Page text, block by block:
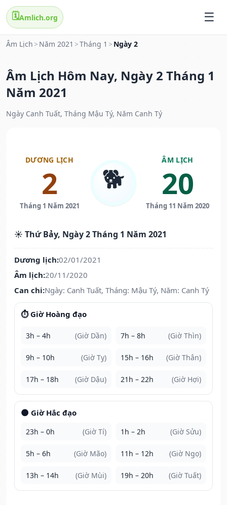
🗓️Amlich.org
Âm Lịch > Năm 2021 >Tháng 1 > Ngày 2
Âm Lịch Hôm Nay, Ngày 2 Tháng 1
Năm 2021
Ngày Canh Tuất, Tháng Mậu Tý, Năm Canh Tý
DƯƠNG LỊCH
2
Tháng 1 Năm 2021
🐕
ÂM LỊCH
20
Tháng 11 Năm 2020
☀️ Thứ Bảy, Ngày 2 Tháng 1 Năm 2021
Dương lịch:02/01/2021
Âm lịch:20/11/2020
Can chi:Ngày: Canh Tuất, Tháng: Mậu Tý, Năm: Canh Tý
⏱️ Giờ Hoàng đạo
3h – 4h (Giờ Dần) 7h – 8h (Giờ Thìn)
9h – 10h (Giờ Tỵ) 15h – 16h (Giờ Thân)
17h – 18h (Giờ Dậu) 21h – 22h (Giờ Hợi)
🌑 Giờ Hắc đạo
23h – 0h (Giờ Tí) 1h – 2h (Giờ Sửu)
5h – 6h (Giờ Mão) 11h – 12h (Giờ Ngọ)
13h – 14h (Giờ Mùi) 19h – 20h (Giờ Tuất)